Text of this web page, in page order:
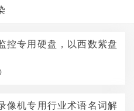
控专用硬盘，以西数紫盘
像机专用行业术语名词解